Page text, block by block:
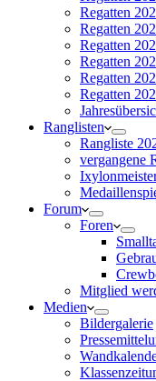
Regatten
Regatten
Regatten
Regatten
Regatten
Regatten
Ranglisten
Rangliste
vergangene
Forum
Foren
Mitglied
Medien
Bildergalerie